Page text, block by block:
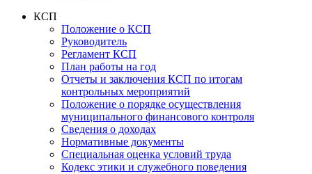
КСП
Положение о КСП
Руководитель
Регламент КСП
План работы на год
Отчеты и заключения КСП по итогам
контрольных мероприятий
Положение о порядке осуществления
муниципального финансового контроля
Сведения о доходах
Нормативные документы
Специальная оценка условий труда
Кодекс этики и служебного поведения